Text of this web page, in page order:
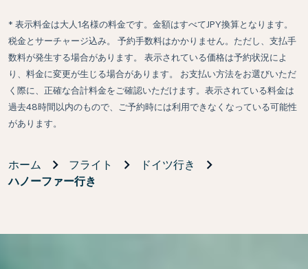
* 表示料金は大人1名様の料金です。金額はすべてJPY換算となります。
税金とサーチャージ込み。 予約手数料はかかりません。ただし、支払手
数料が発生する場合があります。 表示されている価格は予約状況によ
り、料金に変更が生じる場合があります。 お支払い方法をお選びいただ
く際に、正確な合計料金をご確認いただけます。表示されている料金は
過去48時間以内のもので、ご予約時には利用できなくなっている可能性
があります。
ホーム フライト
ドイツ行き
ハノーファー行き